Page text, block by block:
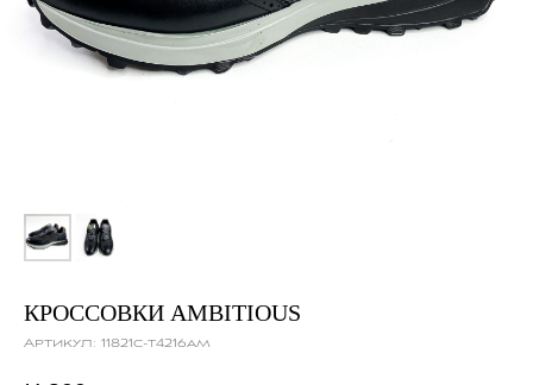
КРОССОВКИ AMBITIOUS
Артикул: 11821c-t4216am